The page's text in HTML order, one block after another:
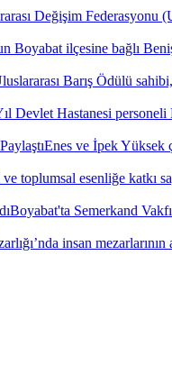
Değişim Federasyonu
Boyabat ilçesine bağlı
Barış Ödülü
Devlet Hastanesi personeli
Enes ve İpek Yüksek
toplumsal esenliğe katkı
Boyabat'ta Semerkand
insan